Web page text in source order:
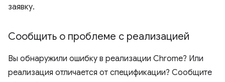
заявку.
Сообщить о проблеме с реализацией
Вы обнаружили ошибку в реализации Chrome? Или
реализация отличается от спецификации? Сообщите